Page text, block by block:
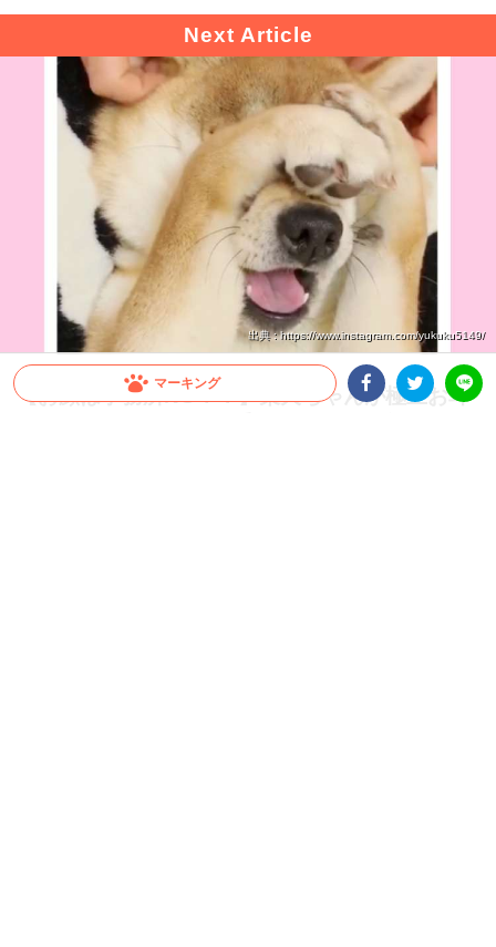
マーキング
出典 : https://www.instagram.com/yukuku5149/
【お顔は事務所NG！？】柴犬ちゃんが極上お耳